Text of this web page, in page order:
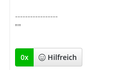
-----------------
""
0x Hilfreich